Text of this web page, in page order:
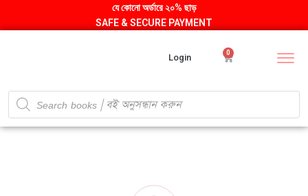
যে কোনো অর্ডারে ২০% ছাড়
SAFE & SECURE PAYMENT
Login 0